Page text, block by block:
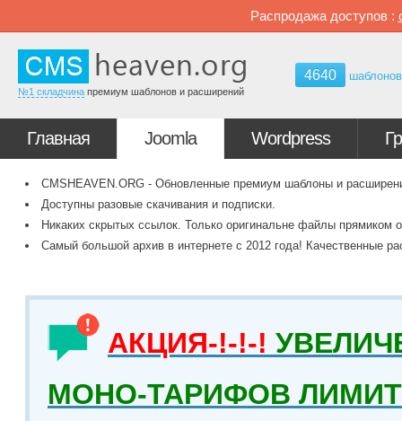
Распродажа доступов :
№1 складчина премиум шаблонов и расширений
4640 шаблонов
Главная Joomla Wordpress
CMSHEAVEN.ORG - Обновленные премиум шаблоны и
Доступны разовые скачивания и подписки.
Никаких скрытых ссылок. Только оригинальне файлы прямиком
Самый большой архив в интернете с 2012 года! Качественные
АКЦИЯ-!-!-!
МОНО-ТАРИФОВ